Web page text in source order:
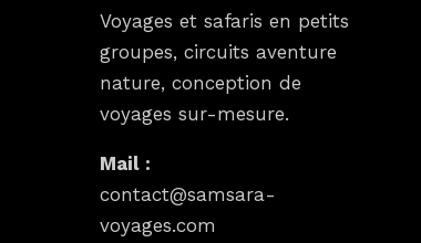
Voyages et safaris en petits
groupes, circuits aventure
nature, conception de
voyages sur-mesure.
Mail :
contact@samsara-
voyages.com